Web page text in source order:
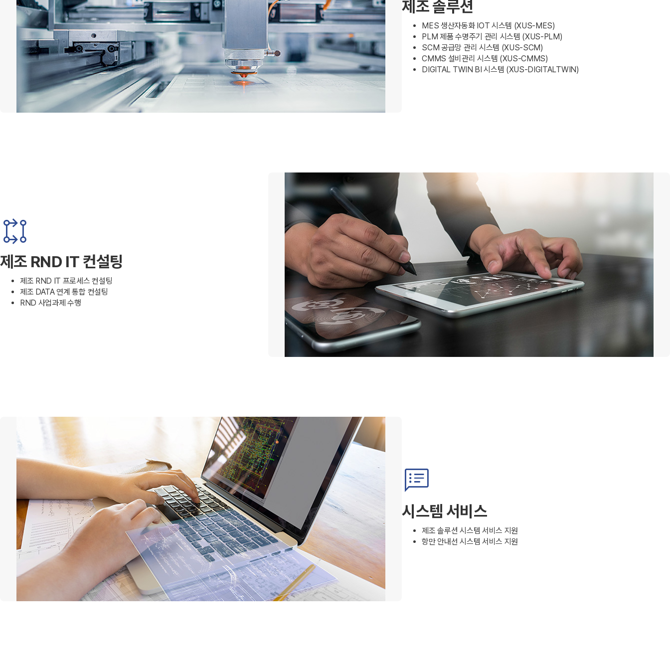
제조 솔루션
MES 생산자동화 IOT 시스템 (XUS-MES)
PLM 제품 수명주기 관리 시스템 (XUS-PLM)
SCM 공급망 관리 시스템 (XUS-SCM)
CMMS 설비관리 시스템 (XUS-CMMS)
DIGITAL TWIN BI 시스템 (XUS-DIGITALTWIN)
rebase
제조 RND IT 컨설팅
제조 RND IT 프로세스 컨설팅
제조 DATA 연계 통합 컨설팅
RND 사업과제 수행
speaker_notes
시스템 서비스
제조 솔루션 시스템 서비스 지원
항만 안내선 시스템 서비스 지원